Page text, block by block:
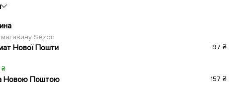
магазину Sezon
Нової Пошти
₴
97 ₴
Новою Поштою 157 ₴